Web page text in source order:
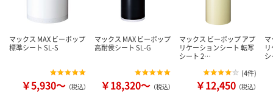
マックス MAX ビーポップ
標準シート SL-S
￥5,930～ （税込）
マックス MAX ビーポップ
高耐侯シート SL-G
￥18,320～ （税込）
マックス ビーポップ アプ
リケーションシート 転写
シート 2…
(4件)
￥12,450 （税込）